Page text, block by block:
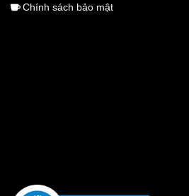
Chính sách bảo mật